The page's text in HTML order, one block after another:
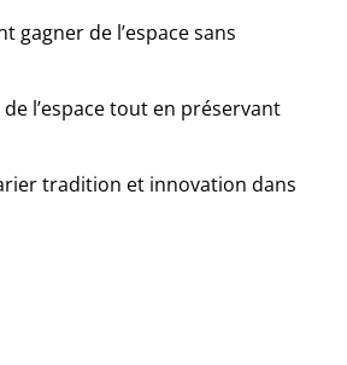
gagner de l’espace sans
l’espace tout en préservant
tradition et innovation dans